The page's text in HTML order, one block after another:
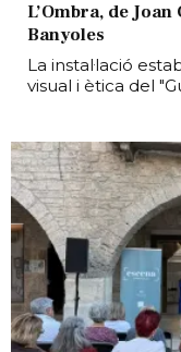
L’Ombra, de
Banyoles
La instal·lació
visual i ètica del